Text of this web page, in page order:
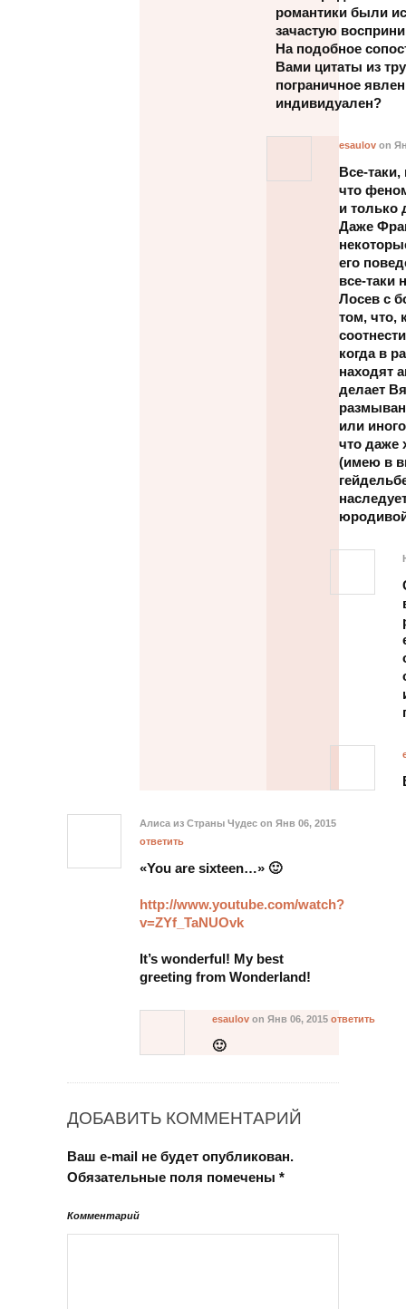
романтики были
зачастую
На подобное
Вами цитаты из
пограничное
индивидуален?
esaulov on
Все-
что
и только
Даже
его
все-таки
Лосев с
том, что,
когда в
находят
делает
или
что даже
(имею в
Алиса из Страны Чудес on Янв 06, 2015
ответить
«You are sixteen…» 🙂
http://www.youtube.com/watch?
v=ZYf_TaNUOvk
It’s wonderful! My best
greeting from Wonderland!
esaulov on Янв 06, 2015 ответить
🙂
ДОБАВИТЬ КОММЕНТАРИЙ
Ваш e-mail не будет опубликован.
Обязательные поля помечены *
Комментарий